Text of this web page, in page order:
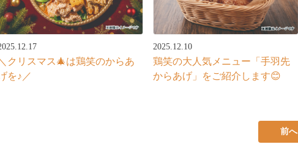
クリスマス🎄は鶏笑のからあ
を♪／
2025.12.10
鶏笑の大人気メニュー「手羽先
からあげ」をご紹介します😊
前へ